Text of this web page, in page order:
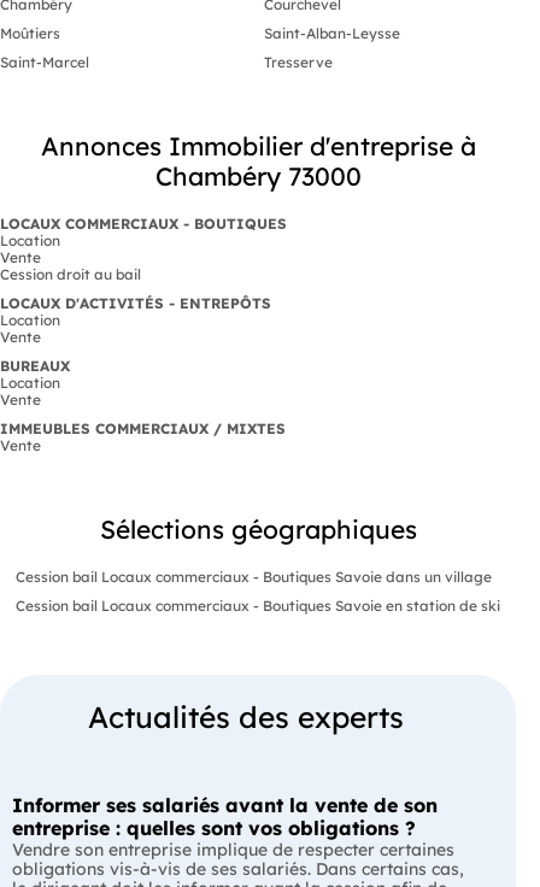
Chambéry
Courchevel
Moûtiers
Saint-Alban-Leysse
Saint-Marcel
Tresserve
Annonces Immobilier d'entreprise à
Chambéry 73000
LOCAUX COMMERCIAUX - BOUTIQUES
Location
Vente
Cession droit au bail
LOCAUX D'ACTIVITÉS - ENTREPÔTS
Location
Vente
BUREAUX
Location
Vente
IMMEUBLES COMMERCIAUX / MIXTES
Vente
Sélections géographiques
Cession bail Locaux commerciaux - Boutiques Savoie dans un village
Cession bail Locaux commerciaux - Boutiques Savoie en station de ski
Actualités des experts
Informer ses salariés avant la vente de son
entreprise : quelles sont vos obligations ?
Vendre son entreprise implique de respecter certaines
obligations vis-à-vis de ses salariés. Dans certains cas,